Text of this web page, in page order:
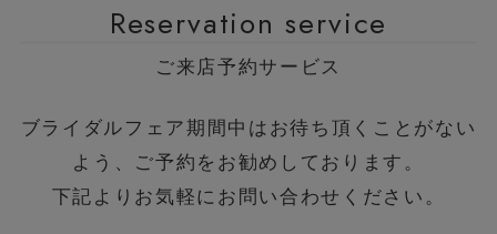
Reservation service
ご来店予約サービス
ブライダルフェア期間中はお待ち頂くことがない
よう、ご予約をお勧めしております。
下記よりお気軽にお問い合わせください。